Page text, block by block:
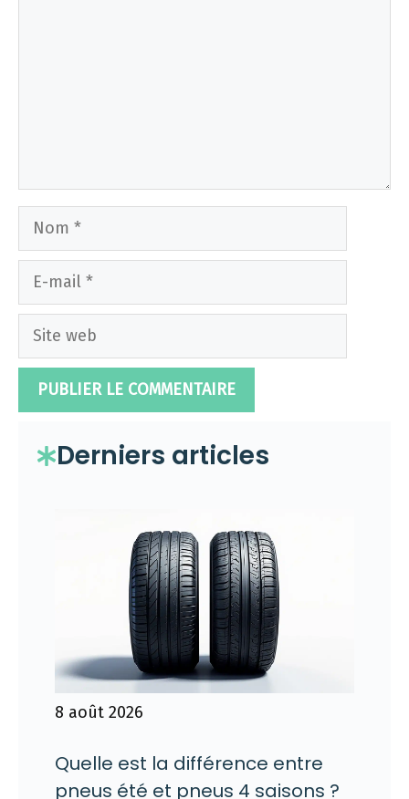
Nom
Site
Derniers articles
8 août 2026
Quelle est la différence entre
pneus été et pneus 4 saisons ?